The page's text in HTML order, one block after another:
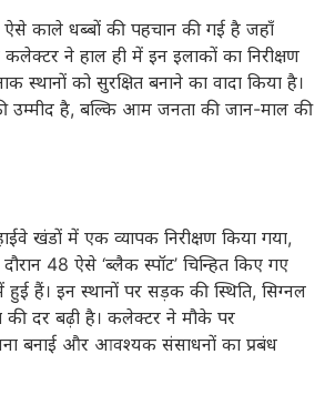
ऐसे काले धब्बों की पहचान की गई है जहाँ
ने हाल ही में इन इलाकों का निरीक्षण
को सुरक्षित बनाने का वादा किया है।
है, बल्कि आम जनता की जान-माल की
खंडों में एक व्यापक निरीक्षण किया गया,
48 ऐसे ‘ब्लैक स्पॉट’ चिन्हित किए गए
हैं। इन स्थानों पर सड़क की स्थिति, सिग्नल
दर बढ़ी है। कलेक्टर ने मौके पर
बनाई और आवश्यक संसाधनों का प्रबंध